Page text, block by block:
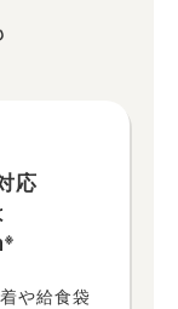
応
※
や給食袋